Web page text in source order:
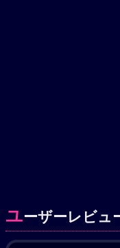
ユーザーレビュ